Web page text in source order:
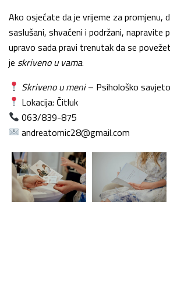
Ako osjećate da je vrijeme za promjenu,
saslušani, shvaćeni i podržani, napravite
upravo sada pravi trenutak da se
je skriveno u vama.
Skriveno u meni– Psihološko
Lokacija: Čitluk
063/839-875
andreatomic28@gmail.com